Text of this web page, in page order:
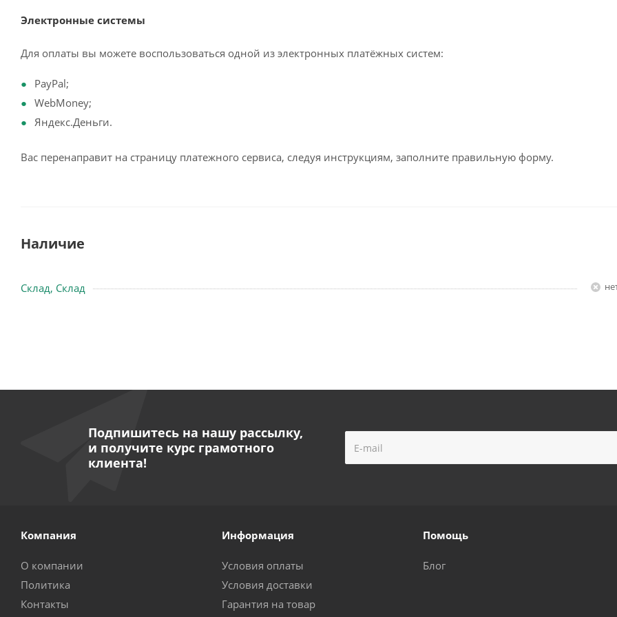
Электронные системы
Для оплаты вы можете воспользоваться одной из электронных платёжных систем:
PayPal;
WebMoney;
Яндекс.Деньги.
Вас перенаправит на страницу платежного сервиса, следуя инструкциям, заполните правильную форму.
Наличие
Склад, Склад
Подпишитесь на нашу рассылку,
и получите курс грамотного
клиента!
Компания
О компании
Политика
Контакты
Информация
Условия оплаты
Условия доставки
Гарантия на товар
Помощь
Блог